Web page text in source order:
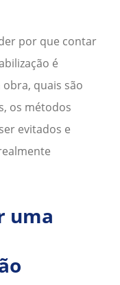
por que contar
é
obra, quais são
os métodos
evitados e
uma